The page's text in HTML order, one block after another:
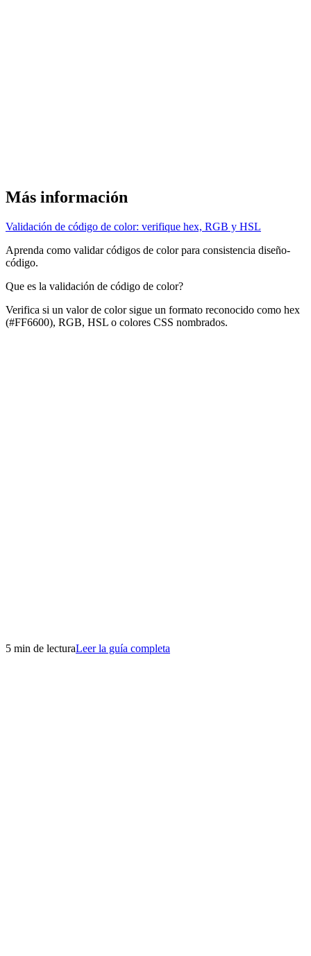
Más información
Validación de código de color: verifique hex, RGB y HSL
Aprenda como validar códigos de color para consistencia diseño-
código.
Que es la validación de código de color?
Verifica si un valor de color sigue un formato reconocido como hex
(#FF6600), RGB, HSL o colores CSS nombrados.
5 min de lecturaLeer la guía completa